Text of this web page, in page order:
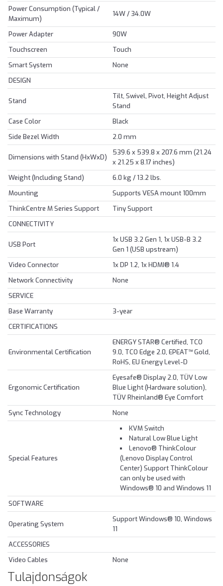
Power Consumption (Typical /
Maximum)
14W / 34.0W
Power Adapter
90W
Touchscreen
Touch
Smart System
None
DESIGN
Stand
Tilt, Swivel, Pivot, Height Adjust
Stand
Case Color
Black
Side Bezel Width
2.0 mm
Dimensions with Stand (HxWxD)
539.6 x 539.8 x 207.6 mm (21.24
x 21.25 x 8.17 inches)
Weight (Including Stand)
6.0 kg / 13.2 lbs.
Mounting
Supports VESA mount 100mm
ThinkCentre M Series Support
Tiny Support
CONNECTIVITY
USB Port
1x USB 3.2 Gen 1, 1x USB-B 3.2
Gen 1 (USB upstream)
Video Connector
1x DP 1.2, 1x HDMI® 1.4
Network Connectivity
None
SERVICE
Base Warranty
3-year
CERTIFICATIONS
Environmental Certification
ENERGY STAR® Certified, TCO
9.0, TCO Edge 2.0, EPEAT™ Gold,
RoHS, EU Energy Level-D
Ergonomic Certification
Eyesafe® Display 2.0, TÜV Low
Blue Light (Hardware solution),
TÜV Rheinland® Eye Comfort
Sync Technology
None
Special Features
KVM Switch
Natural Low Blue Light
Lenovo® ThinkColour
(Lenovo Display Control
Center) Support ThinkColour
can only be used with
Windows® 10 and Windows 11
SOFTWARE
Operating System
Support Windows® 10, Windows
11
ACCESSORIES
Video Cables
None
Tulajdonságok